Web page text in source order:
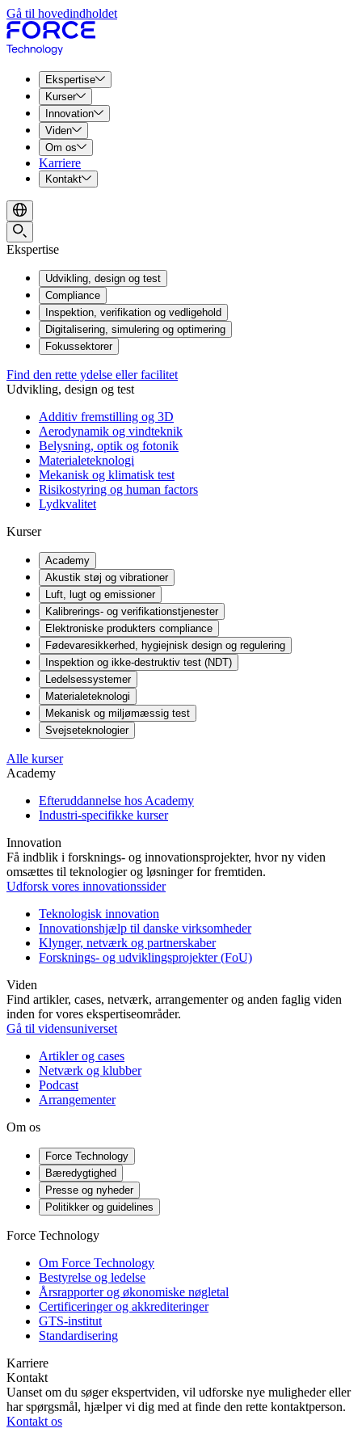
Gå til hovedindholdet
Ekspertise
Kurser
Innovation
Viden
Om os
Karriere
Kontakt
Ekspertise
Udvikling, design og test
Compliance
Inspektion, verifikation og vedligehold
Digitalisering, simulering og optimering
Fokussektorer
Find den rette ydelse eller facilitet
Udvikling, design og test
Additiv fremstilling og 3D
Aerodynamik og vindteknik
Belysning, optik og fotonik
Materialeteknologi
Mekanisk og klimatisk test
Risikostyring og human factors
Lydkvalitet
Kurser
Academy
Akustik støj og vibrationer
Luft, lugt og emissioner
Kalibrerings- og verifikationstjenester
Elektroniske produkters compliance
Fødevaresikkerhed, hygiejnisk design og regulering
Inspektion og ikke-destruktiv test (NDT)
Ledelsessystemer
Materialeteknologi
Mekanisk og miljømæssig test
Svejseteknologier
Alle kurser
Academy
Efteruddannelse hos Academy
Industri-specifikke kurser
Innovation
Få indblik i forsknings- og innovationsprojekter, hvor ny viden
omsættes til teknologier og løsninger for fremtiden.
Udforsk vores innovationssider
Teknologisk innovation
Innovationshjælp til danske virksomheder
Klynger, netværk og partnerskaber
Forsknings- og udviklingsprojekter (FoU)
Viden
Find artikler, cases, netværk, arrangementer og anden faglig viden
inden for vores ekspertiseområder.
Gå til vidensuniverset
Artikler og cases
Netværk og klubber
Podcast
Arrangementer
Om os
Force Technology
Bæredygtighed
Presse og nyheder
Politikker og guidelines
Force Technology
Om Force Technology
Bestyrelse og ledelse
Årsrapporter og økonomiske nøgletal
Certificeringer og akkrediteringer
GTS-institut
Standardisering
Karriere
Kontakt
Uanset om du søger ekspertviden, vil udforske nye muligheder eller
har spørgsmål, hjælper vi dig med at finde den rette kontaktperson.
Kontakt os